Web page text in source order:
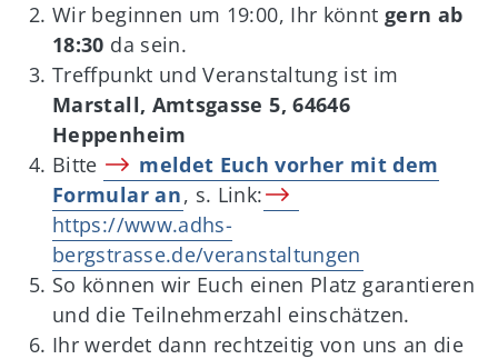
Wir beginnen um 19:00, Ihr könnt gern ab
18:30 da sein.
Treffpunkt und Veranstaltung ist im
Marstall, Amtsgasse 5, 64646
Heppenheim
Bitte
meldet Euch vorher mit dem
Formular an, s. Link:
https://www.adhs-
bergstrasse.de/veranstaltungen
So können wir Euch einen Platz garantieren
und die Teilnehmerzahl einschätzen.
Ihr werdet dann rechtzeitig von uns an die